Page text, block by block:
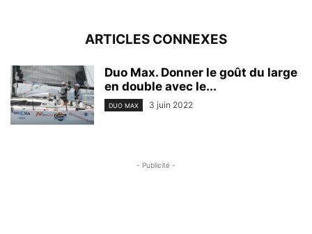
ARTICLES CONNEXES
Duo Max. Donner le goût du large
en double avec le...
DUO MAX 3 juin 2022
- Publicité -